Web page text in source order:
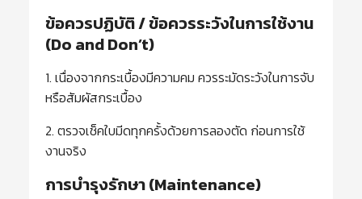
ข้อควรปฏิบัติ / ข้อควรระวังในการใช้งาน
(Do and Don’t)
1. เนื่องจากกระเบื้องมีความคม ควรระมัดระวังในการจับ
หรือสัมผัสกระเบื้อง
2. ตรวจเช็คใบมีดทุกครั้งด้วยการลองตัด ก่อนการใช้
งานจริง
การบำรุงรักษา (Maintenance)